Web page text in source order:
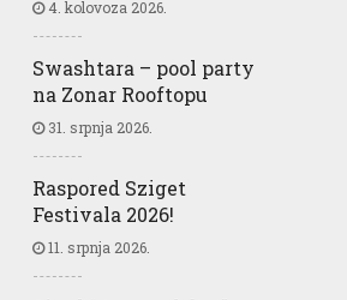
4. kolovoza 2026.
Swashtara – pool party
na Zonar Rooftopu
31. srpnja 2026.
Raspored Sziget
Festivala 2026!
11. srpnja 2026.